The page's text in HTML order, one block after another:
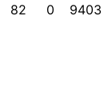
82 0
9403